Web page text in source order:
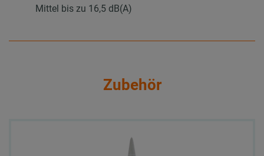
Mittel bis zu 16,5 dB(A)
Zubehör